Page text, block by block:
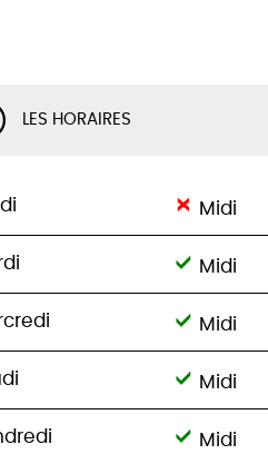
LES HORAIRES
Midi
Midi
Midi
Midi
Midi